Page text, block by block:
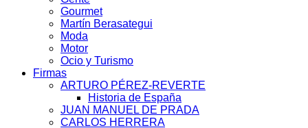
Gourmet
Martín Berasategui
Moda
Motor
Ocio y Turismo
Firmas
ARTURO PÉREZ-REVERTE
Historia de España
JUAN MANUEL DE PRADA
CARLOS HERRERA